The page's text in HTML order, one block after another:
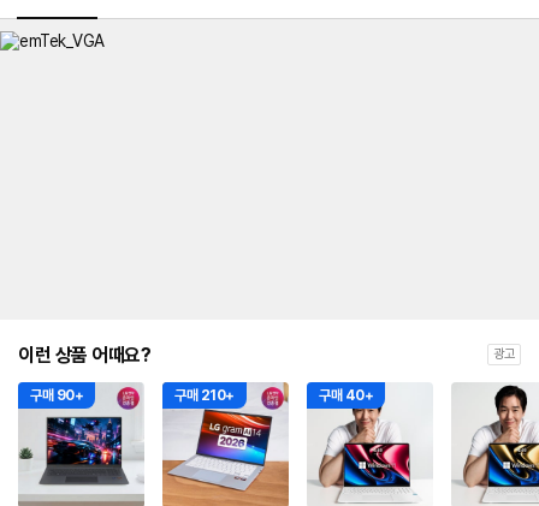
이런 상품 어때요? 광고
구매 90+ 구매 210+ 구매 40+